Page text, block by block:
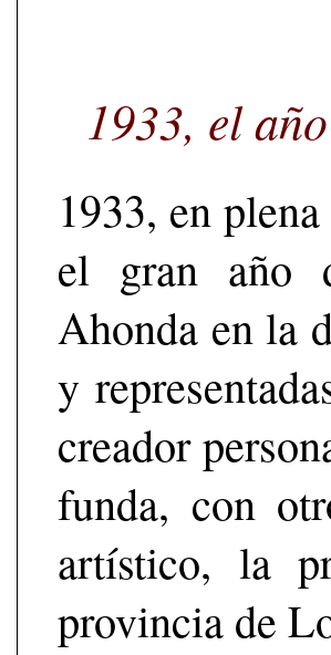
1933, el
1933, en
el gran año
Ahonda en la
y
creador
funda, con
artístico, la
provincia de